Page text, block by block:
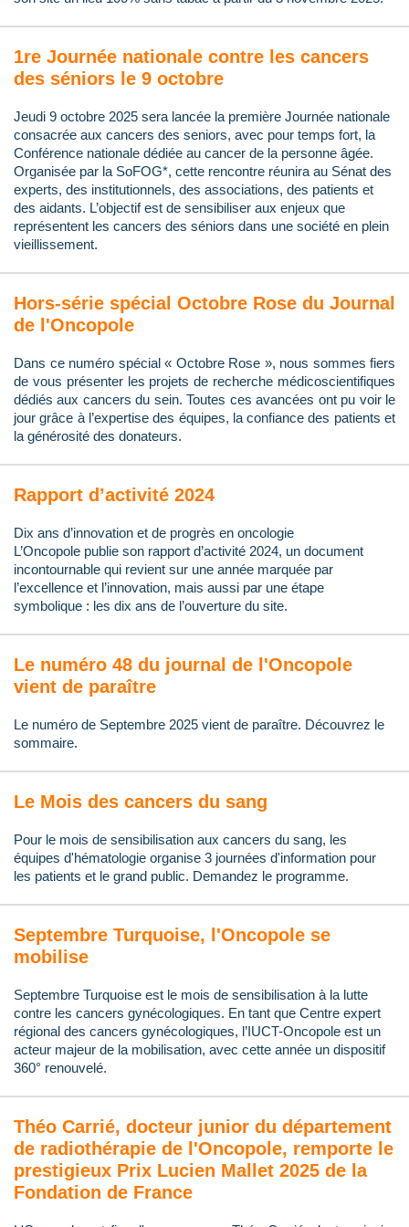
1re Journée nationale contre les cancers
des séniors le 9 octobre
Jeudi 9 octobre 2025 sera lancée la première Journée nationale
consacrée aux cancers des seniors, avec pour temps fort, la
Conférence nationale dédiée au cancer de la personne âgée.
Organisée par la SoFOG*, cette rencontre réunira au Sénat des
experts, des institutionnels, des associations, des patients et
des aidants. L’objectif est de sensibiliser aux enjeux que
représentent les cancers des séniors dans une société en plein
vieillissement.
Hors-série spécial Octobre Rose du Journal
de l'Oncopole
Dans ce numéro spécial « Octobre Rose », nous sommes fiers
de vous présenter les projets de recherche médicoscientifiques
dédiés aux cancers du sein. Toutes ces avancées ont pu voir le
jour grâce à l’expertise des équipes, la confiance des patients et
la générosité des donateurs.
Rapport d’activité 2024
Dix ans d’innovation et de progrès en oncologie
L’Oncopole publie son rapport d’activité 2024, un document
incontournable qui revient sur une année marquée par
l’excellence et l’innovation, mais aussi par une étape
symbolique : les dix ans de l’ouverture du site.
Le numéro 48 du journal de l'Oncopole
vient de paraître
Le numéro de Septembre 2025 vient de paraître. Découvrez le
sommaire.
Le Mois des cancers du sang
Pour le mois de sensibilisation aux cancers du sang, les
équipes d'hématologie organise 3 journées d'information pour
les patients et le grand public. Demandez le programme.
Septembre Turquoise, l'Oncopole se
mobilise
Septembre Turquoise est le mois de sensibilisation à la lutte
contre les cancers gynécologiques. En tant que Centre expert
régional des cancers gynécologiques, l’IUCT-Oncopole est un
acteur majeur de la mobilisation, avec cette année un dispositif
360° renouvelé.
Théo Carrié, docteur junior du département
de radiothérapie de l'Oncopole, remporte le
prestigieux Prix Lucien Mallet 2025 de la
Fondation de France